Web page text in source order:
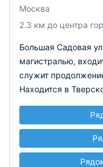
Москва
2.3 км до центра
Большая Садовая
магистралью,
служит
Находится в